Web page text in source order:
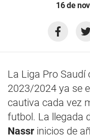
16 de
La Liga Pro Saudí
2023/2024 ya se
cautiva cada vez
futbol. La llegada
Nassr inicios de